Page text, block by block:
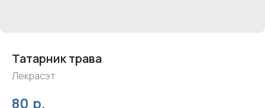
Татарник трава
Лекрасэт
80 р.